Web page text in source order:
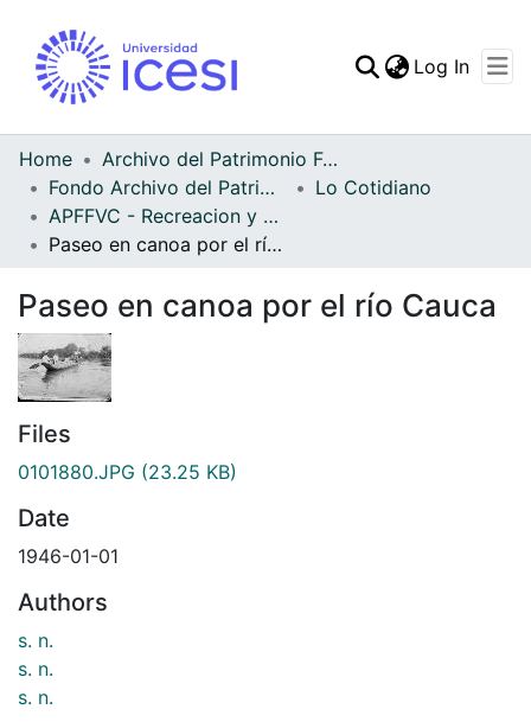
Statistics
Log In
Home
Archivo del Patrimonio Fotográfico y Fílmico del Valle del Cauca
Fondo Archivo del Patrimonio Fotográfico y Fílmico del Valle del Cauca
Lo Cotidiano
APFFVC - Recreacion y Paseo - Patrimonial
Paseo en canoa por el río Cauca
Paseo en canoa por el río Cauca
Files
0101880.JPG (23.25 KB)
Date
1946-01-01
Authors
s. n.
s. n.
s. n.